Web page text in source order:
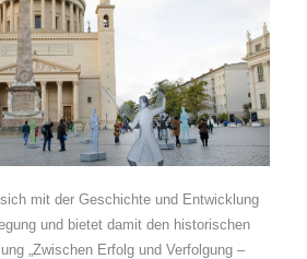
mit der Geschichte und Entwicklung
und bietet damit den historischen
„Zwischen Erfolg und Verfolgung –